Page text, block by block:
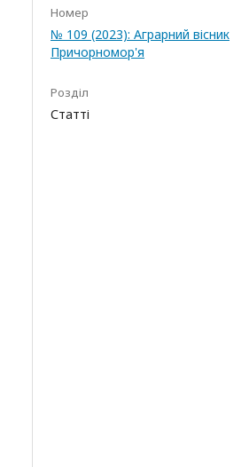
Номер
№ 109 (2023): Аграрний вісник
Причорномор'я
Розділ
Статті